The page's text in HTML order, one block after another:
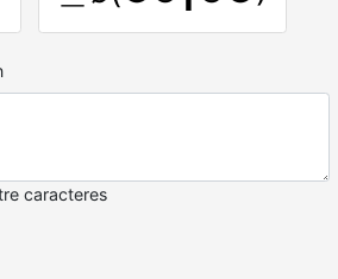
caracteres